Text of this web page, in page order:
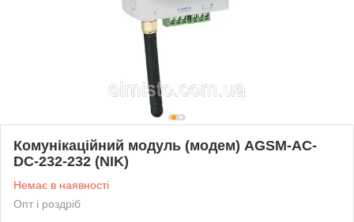
Комунікаційний модуль (модем) AGSM-AC-
DC-232-232 (NIK)
Немає в наявності
Опт і роздріб